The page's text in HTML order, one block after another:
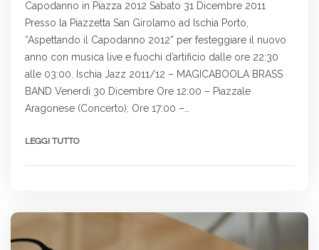
Capodanno in Piazza 2012 Sabato 31 Dicembre 2011
Presso la Piazzetta San Girolamo ad Ischia Porto,
“Aspettando il Capodanno 2012” per festeggiare il nuovo
anno con musica live e fuochi d’artificio dalle ore 22:30
alle 03:00. Ischia Jazz 2011/12 – MAGICABOOLA BRASS
BAND Venerdì 30 Dicembre Ore 12:00 – Piazzale
Aragonese (Concerto); Ore 17:00 –…
LEGGI TUTTO